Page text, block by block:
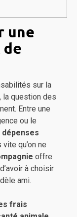
une
de
sur la
la question des
Entre une
ou le
dépenses
qu’on ne
offre
à choisir
ami.
frais